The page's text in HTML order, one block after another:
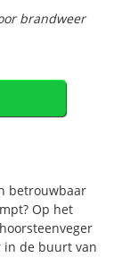
brandweer
betrouwbaar
Op het
in de buurt van